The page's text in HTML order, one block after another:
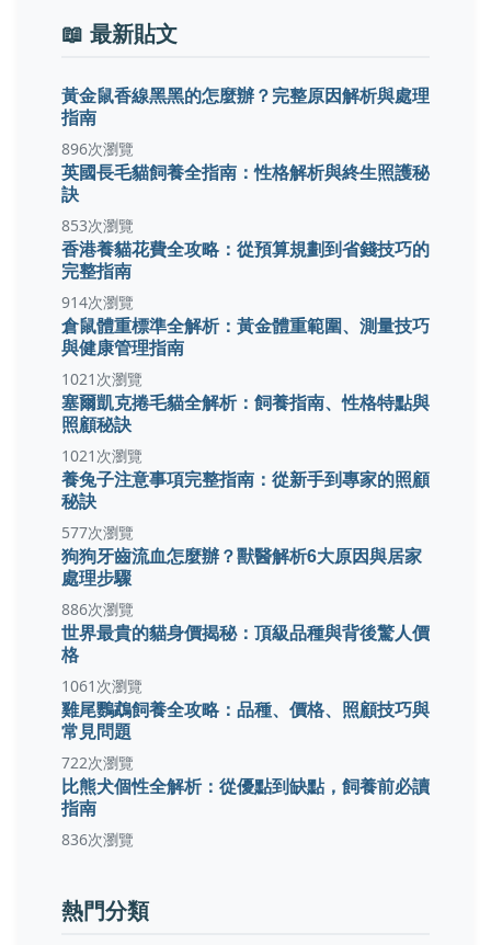
📖 最新貼文
黃金鼠香線黑黑的怎麼辦？完整原因解析與處理
指南
896次瀏覽
英國長毛貓飼養全指南：性格解析與終生照護秘
訣
853次瀏覽
香港養貓花費全攻略：從預算規劃到省錢技巧的
完整指南
914次瀏覽
倉鼠體重標準全解析：黃金體重範圍、測量技巧
與健康管理指南
1021次瀏覽
塞爾凱克捲毛貓全解析：飼養指南、性格特點與
照顧秘訣
1021次瀏覽
養兔子注意事項完整指南：從新手到專家的照顧
秘訣
577次瀏覽
狗狗牙齒流血怎麼辦？獸醫解析6大原因與居家
處理步驟
886次瀏覽
世界最貴的貓身價揭秘：頂級品種與背後驚人價
格
1061次瀏覽
雞尾鸚鵡飼養全攻略：品種、價格、照顧技巧與
常見問題
722次瀏覽
比熊犬個性全解析：從優點到缺點，飼養前必讀
指南
836次瀏覽
熱門分類